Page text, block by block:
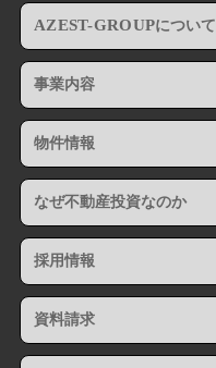
AZEST-GROUPについて
事業内容
物件情報
なぜ不動産投資なのか
採用情報
資料請求